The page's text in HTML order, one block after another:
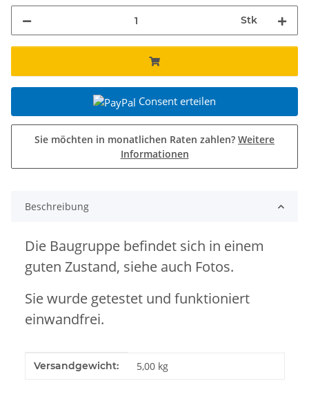
Stk
Consent erteilen
Sie möchten in monatlichen Raten zahlen? Weitere
Informationen
Beschreibung
Die Baugruppe befindet sich in einem
guten Zustand, siehe auch Fotos.
Sie wurde getestet und funktioniert
einwandfrei.
Produkteigenschaft
Wert
Versandgewicht: 5,00 kg